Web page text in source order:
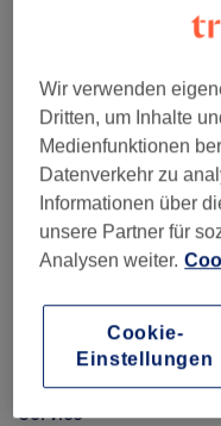
Salonbewertungen
4,8
Ambiente
Sauberkeit
Service
Wir verwenden
Dritten, um Inhalte
Medienfunktionen
Datenverkehr zu
Informationen über
unsere Partner für
Analysen weiter.
Cookie-
Einstellungen